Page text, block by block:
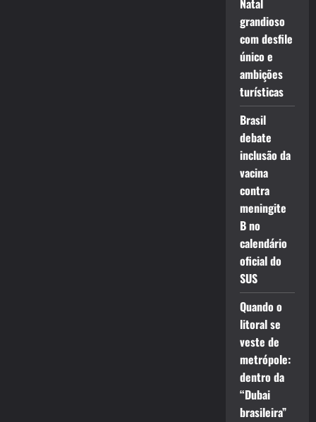
Natal
grandioso
com desfile
único e
ambições
turísticas
Brasil
debate
inclusão da
vacina
contra
meningite
B no
calendário
oficial do
SUS
Quando o
litoral se
veste de
metrópole:
dentro da
“Dubai
brasileira”